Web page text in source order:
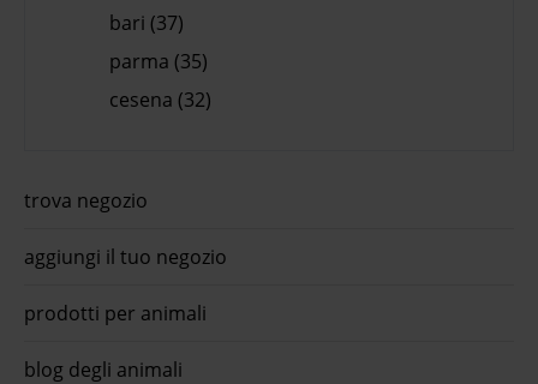
bari (37)
parma (35)
cesena (32)
trova negozio
aggiungi il tuo negozio
prodotti per animali
blog degli animali